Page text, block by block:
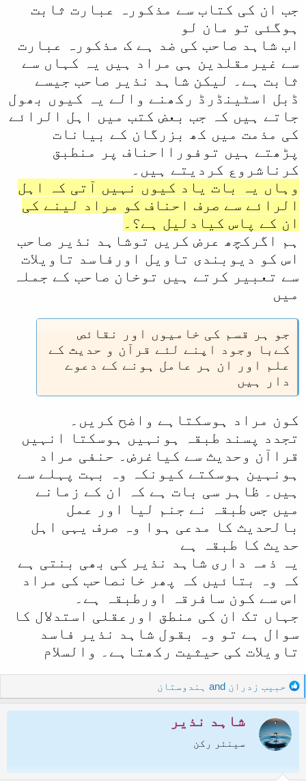
جب ان کی کتاب سے مذکورہ عبارت ثابت
ہوگئی تو مان لو
اب شاہد صاحب کی ضد ہے ک مذکورہ عبارت
سے غیرمقلدین ہی مراد ہیں یہ کہاں سے
ثابت ہے۔ لیکن شاہد نذیر صاحب جیسے
ڈبل اسٹینڈرڈ رکھنے والے یہ کیوں بھول
جاتے ہیں کہ جب بعض کتب میں اہل الرائے
کی مذمت میں کھ بزرگان کے بیانات
پڑھتے ہیں توفورااحناف پر منطبق
کرناشروع کردیتے ہیں۔
وہاں یہ بات یاد کیوں نہیں آتی کہ اہل
الرائے سے صرف احناف کو مراد لینے کی
ان کے پاس کیادلیل ہے؟۔
ہم اگرکچھ عرض کریں توشاہد نذیر صاحب
اس کو دیوبندی تاویل اورفاسد تاویلات
سے تعبیر کرتے ہیں توخان صاحب کے جملہ
میں
جو ہر قسم کی خامیوں اور نقائص
کےبا وجود اپنے لئے قرآن و حدیث کے
علم اور ان ہر عامل ہونے کے دعوے
دار ہیں
کون مراد ہوسکتاہے واضح کریں۔
تجدد پسند طبقہ ہونہیں ہوسکتا انہیں
قراآن وحدیث سے کیاغرض۔ حنفی مراد
ہونہین ہوسکتے کیونکہ وہ بہت پہلے سے
ہیں۔ ظاہر سی بات ہے کہ ان کے زمانے
میں جس طبقہ نے جنم لیا اور عمل
بالحدیث کا مدعی ہوا وہ صرف یہی اہل
حدیث کا طبقہ ہے
یہ ذمہ داری شاہد نذیر کی بھی بنتی ہے
کہ وہ بتائیں کہ پھر خانصاحب کی مراد
اس سے کون سافرقہ اورطبقہ ہے۔
جہاں تک ان کی منطق اورعقلی استدلال کا
سوال ہے تو وہ بقول شاہد نذیر فاسد
تاویلات کی حیثیت رکھتاہے۔ والسلام
R
e
a
c
t
o
حبیب زدران ہندوستان
شاہد نذیر
سینئر رکن